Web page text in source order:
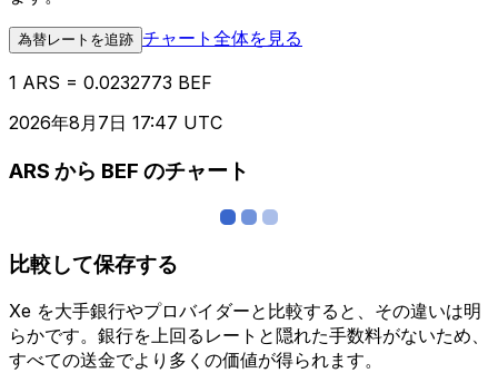
為替レートを追跡 チャート全体を見る
1 ARS = 0.0232773 BEF
2026年8月7日 17:47 UTC
ARS から BEF のチャート
比較して保存する
Xe を大手銀行やプロバイダーと比較すると、その違いは明
らかです。銀行を上回るレートと隠れた手数料がないため、
すべての送金でより多くの価値が得られます。